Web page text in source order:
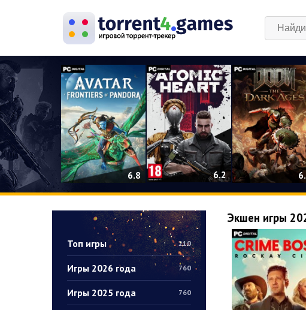
6.8 6.2
Топ игры 210
Игры 2026 года 760
Игры 2025 года 760
Экшен игры